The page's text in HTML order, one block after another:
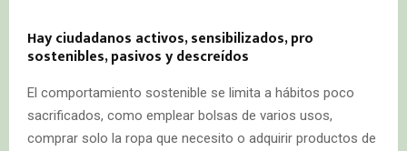
Hay ciudadanos activos, sensibilizados, pro
sostenibles, pasivos y descreídos
El comportamiento sostenible se limita a hábitos poco
sacrificados, como emplear bolsas de varios usos,
comprar solo la ropa que necesito o adquirir productos de